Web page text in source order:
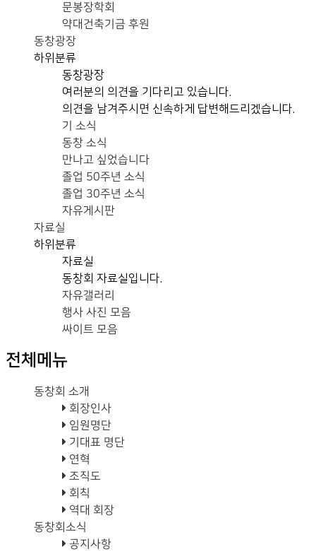
문봉장학회
약대건축기금 후원
동창광장
하위분류
동창광장
여러분의 의견을 기다리고 있습니다.
의견을 남겨주시면 신속하게 답변해드리겠습니다.
기 소식
동창 소식
만나고 싶었습니다
졸업 50주년 소식
졸업 30주년 소식
자유게시판
자료실
하위분류
자료실
동창회 자료실입니다.
자유갤러리
행사 사진 모음
싸이트 모음
전체메뉴
동창회 소개
회장인사
임원명단
기대표 명단
연혁
조직도
회칙
역대 회장
동창회소식
공지사항